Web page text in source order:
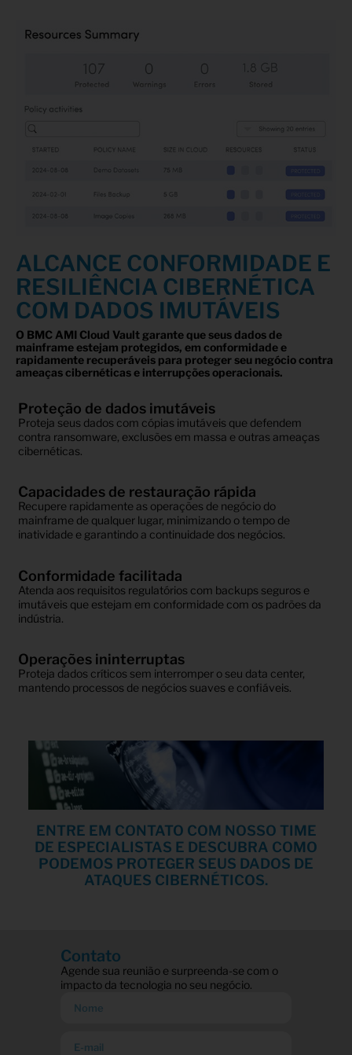
ALCANCE CONFORMIDADE E
RESILIÊNCIA CIBERNÉTICA
COM DADOS IMUTÁVEIS
O BMC AMI Cloud Vault garante que seus dados de
mainframe estejam protegidos, em conformidade e
rapidamente recuperáveis para proteger seu negócio contra
ameaças cibernéticas e interrupções operacionais.
Proteção de dados imutáveis
Proteja seus dados com cópias imutáveis que defendem
contra ransomware, exclusões em massa e outras ameaças
cibernéticas.
Capacidades de restauração rápida
Recupere rapidamente as operações de negócio do
mainframe de qualquer lugar, minimizando o tempo de
inatividade e garantindo a continuidade dos negócios.
Conformidade facilitada
Atenda aos requisitos regulatórios com backups seguros e
imutáveis que estejam em conformidade com os padrões da
indústria.
Operações ininterruptas
Proteja dados críticos sem interromper o seu data center,
mantendo processos de negócios suaves e confiáveis.
ENTRE EM CONTATO COM NOSSO TIME
DE ESPECIALISTAS E DESCUBRA COMO
PODEMOS PROTEGER SEUS DADOS DE
ATAQUES CIBERNÉTICOS.
Contato
Agende sua reunião e surpreenda-se com o
impacto da tecnologia no seu negócio.